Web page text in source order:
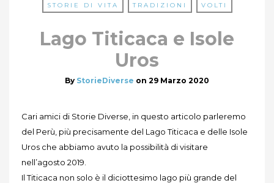
STORIE DI VITA
TRADIZIONI VOLTI
Lago Titicaca e Isole
Uros
By StorieDiverse on 29 Marzo 2020
Cari amici di Storie Diverse, in questo articolo parleremo
del Perù, più precisamente del Lago Titicaca e delle Isole
Uros che abbiamo avuto la possibilità di visitare
nell’agosto 2019.
Il Titicaca non solo è il diciottesimo lago più grande del